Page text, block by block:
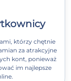
którzy chętnie
za atrakcyjne
kont, ponieważ
im najlepsze